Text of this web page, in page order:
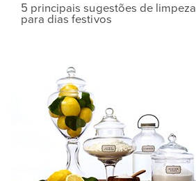
5 principais sugestões de limpeza
para dias festivos